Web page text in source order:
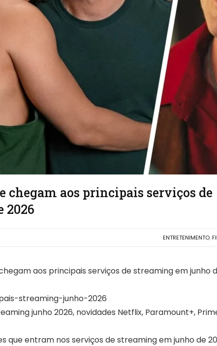
aos principais serviços de
2026
ENTRETENIMENTO,
aos principais serviços de streaming em junho
streaming-junho-2026
junho 2026, novidades Netflix, Paramount+,
que entram nos serviços de streaming em junho de